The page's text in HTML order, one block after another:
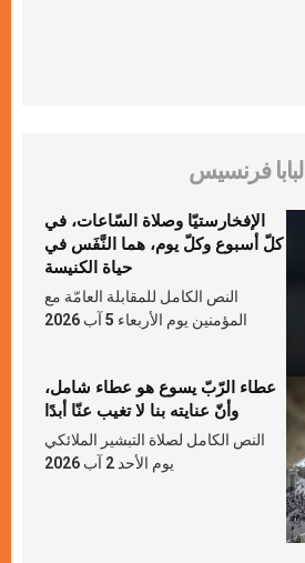
البابا فرنسيس
الإفخارستيّا وصلاة السّاعات، في
كلّ أسبوع وكلّ يوم، هما النَّفَس في
حياة الكنيسة
النص الكامل للمقابلة العامّة مع
المؤمنين يوم الأربعاء 5 آب 2026
عطاء الرّبّ يسوع هو عطاء شامل،
وأنّ عنايته بنا لا تغيب عنّا أبدًا
النص الكامل لصلاة التبشير الملائكي
يوم الأحد 2 آب 2026